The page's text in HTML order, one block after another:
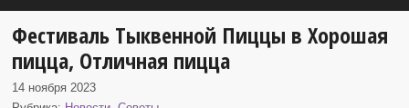
Фестиваль Тыквенной Пиццы в Хорошая
пицца, Отличная пицца
14 ноября 2023